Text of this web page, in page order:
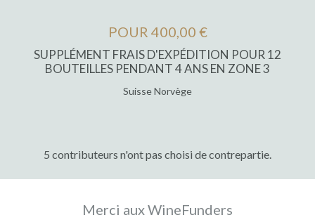
POUR 400,00 €
SUPPLÉMENT FRAIS D'EXPÉDITION POUR 12
BOUTEILLES PENDANT 4 ANS EN ZONE 3
Suisse Norvège
5 contributeurs n'ont pas choisi de contrepartie.
Merci aux WineFunders